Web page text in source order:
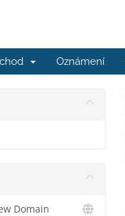
Oznámení
Domain